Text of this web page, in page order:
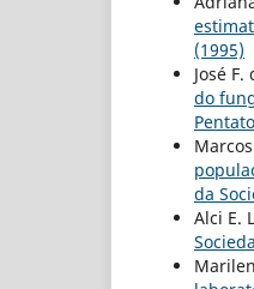
(1995)
José
do
da
Alci E.